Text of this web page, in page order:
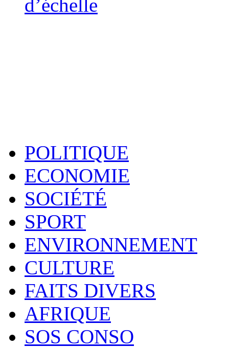
d’échelle
POLITIQUE
ECONOMIE
SOCIÉTÉ
SPORT
ENVIRONNEMENT
CULTURE
FAITS DIVERS
AFRIQUE
SOS CONSO